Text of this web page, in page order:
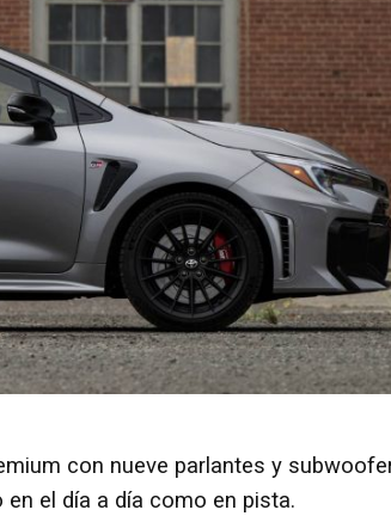
con nueve parlantes y
el día a día como en pista.